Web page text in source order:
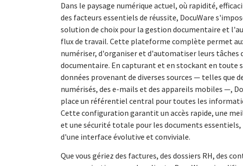
Dans le paysage numérique actuel, où rapidité,
des facteurs essentiels de réussite, DocuWare
solution de choix pour la gestion documentaire et
flux de travail. Cette plateforme complète permet
numériser, d'organiser et d'automatiser leurs tâches
documentaire. En capturant et en stockant en toute
données provenant de diverses sources — telles que
numérisés, des e-mails et des appareils mobiles —,
place un référentiel central pour toutes les
Cette configuration garantit un accès rapide, une
et une sécurité totale pour les documents essentiels,
d'une interface évolutive et conviviale.
Que vous gériez des factures, des dossiers RH, des